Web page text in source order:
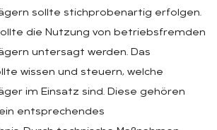
sollte stichprobenartig erfolgen.
die Nutzung von betriebsfremden
untersagt werden. Das
wissen und steuern, welche
im Einsatz sind. Diese gehören
entsprechendes